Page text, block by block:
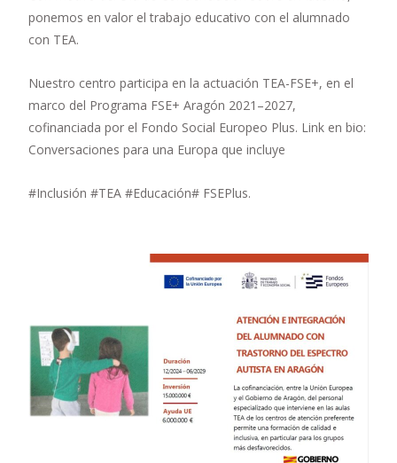
ponemos en valor el trabajo educativo con el alumnado
con TEA.
Nuestro centro participa en la actuación TEA-FSE+, en el
marco del Programa FSE+ Aragón 2021–2027,
cofinanciada por el Fondo Social Europeo Plus. Link en bio:
Conversaciones para una Europa que incluye
#Inclusión #TEA #Educación# FSEPlus.